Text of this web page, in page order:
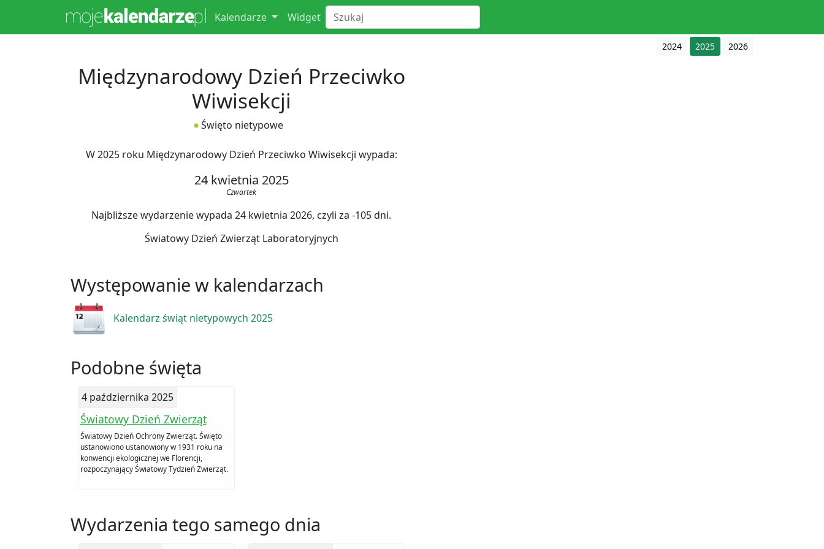
Kalendarze Widget
2024 2025 2026
Międzynarodowy Dzień Przeciwko
Wiwisekcji
Święto nietypowe
W 2025 roku Międzynarodowy Dzień Przeciwko Wiwisekcji wypada:
24 kwietnia 2025
Czwartek
Najbliższe wydarzenie wypada 24 kwietnia 2026, czyli za -105 dni.
Światowy Dzień Zwierząt Laboratoryjnych
Występowanie w kalendarzach
Kalendarz świąt nietypowych 2025
Podobne święta
4 października 2025
Światowy Dzień Zwierząt
Światowy Dzień Ochrony Zwierząt. Święto
ustanowiono ustanowiony w 1931 roku na
konwencji ekologicznej we Florencji,
rozpoczynający Światowy Tydzień Zwierząt.
Wydarzenia tego samego dnia